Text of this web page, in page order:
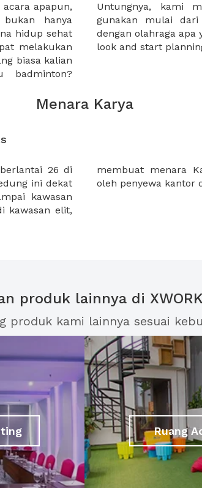
apapun,
hanya
hidup sehat
melakukan
biasa kalian
badminton?
dapat anda
why not take a
look and start
Menara Karya
26 di
ini dekat
kawasan
kawasan elit,
banyak dicari
oleh penyewa kantor
produk lainnya di XWORK
produk kami lainnya sesuai
Ruang